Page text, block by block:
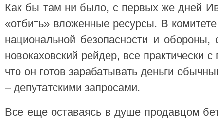
Как бы там ни было, с первых же дней
«отбить» вложенные ресурсы. В
национальной безопасности и обороны,
новокаховский рейдер, все практически
что он готов зарабатывать деньги
– депутатскими запросами.
Все еще оставаясь в душе продавцом